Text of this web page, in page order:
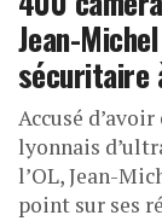
Jean-
sécuritaire
Accusé
lyonnais
l’OL, Jean-
point sur ses